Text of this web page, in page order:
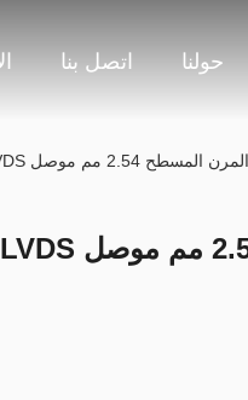
حولنا اتصل بنا
15 دبوس كابل الشريط المرن المسطح 2.54 مم موصل LVDS